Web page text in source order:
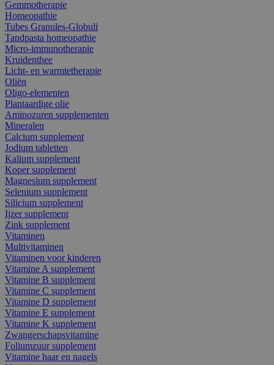
Gemmotherapie
Homeopathie
Tubes Granules-Globuli
Tandpasta homeopathie
Micro-immunotherapie
Kruidenthee
Licht- en warmtetherapie
Oliën
Oligo-elementen
Plantaardige olie
Aminozuren supplementen
Mineralen
Calcium supplement
Jodium tabletten
Kalium supplement
Koper supplement
Magnesium supplement
Selenium supplement
Silicium supplement
Ijzer supplement
Zink supplement
Vitaminen
Multivitaminen
Vitaminen voor kinderen
Vitamine A supplement
Vitamine B supplement
Vitamine C supplement
Vitamine D supplement
Vitamine E supplement
Vitamine K supplement
Zwangerschapsvitamine
Foliumzuur supplement
Vitamine haar en nagels